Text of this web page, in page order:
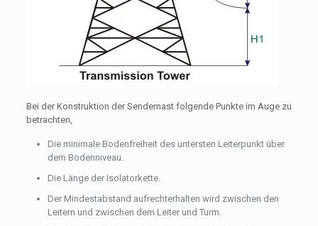
Bei der Konstruktion der Sendemast folgende Punkte im Auge zu
betrachten,
Die minimale Bodenfreiheit des untersten Leiterpunkt über
dem Bodenniveau.
Die Länge der Isolatorkette.
Der Mindestabstand aufrechterhalten wird zwischen den
Leitern und zwischen dem Leiter und Turm.